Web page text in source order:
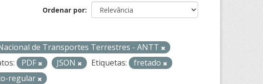
Ordenar por
de Transportes Terrestres - ANTT
PDF JSON Etiquetas:
fretado
regular